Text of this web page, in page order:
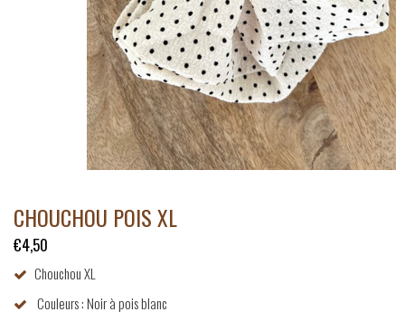
CHOUCHOU POIS XL
€4,50
Chouchou XL
Couleurs : Noir à pois blanc